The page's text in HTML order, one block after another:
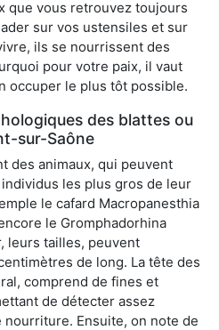
que vous retrouvez toujours
sur vos ustensiles et sur
ils se nourrissent des
pour votre paix, il vaut
occuper le plus tôt possible.
des blattes ou
sur-Saône
des animaux, qui peuvent
les plus gros de leur
le cafard Macropanesthia
le Gromphadorhina
leurs tailles, peuvent
de long. La tête des
comprend de fines et
de détecter assez
Ensuite, on note de